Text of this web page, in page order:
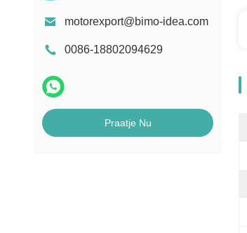
motorexport@bimo-idea.com
0086-18802094629
Praatje Nu